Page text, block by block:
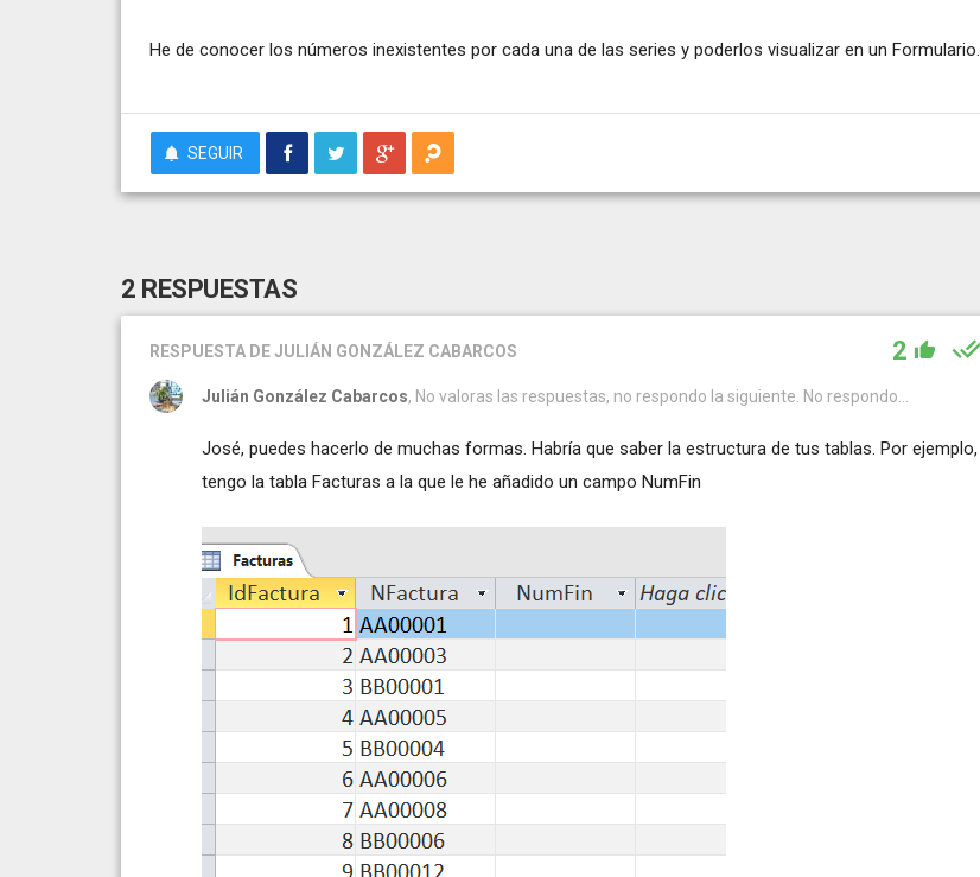
He de conocer los números inexistentes por cada una de las series y poderlos visualizar en un Formulario.
SEGUIR
2 RESPUESTAS
RESPUESTA DE JULIÁN GONZÁLEZ CABARCOS 2
Julián González Cabarcos, No valoras las respuestas, no respondo la siguiente. No respondo...
José, puedes hacerlo de muchas formas. Habría que saber la estructura de tus tablas. Por ejemplo,
tengo la tabla Facturas a la que le he añadido un campo NumFin